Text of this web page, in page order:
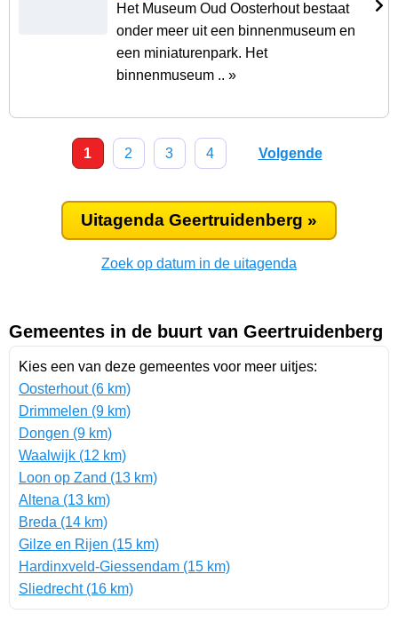
Het Museum Oud Oosterhout bestaat
onder meer uit een binnenmuseum en
een miniaturenpark. Het
binnenmuseum .. »
1 2 3 4 Volgende
Uitagenda Geertruidenberg »
Zoek op datum in de uitagenda
Gemeentes in de buurt van Geertruidenberg
Kies een van deze gemeentes voor meer uitjes:
Oosterhout (6 km)
Drimmelen (9 km)
Dongen (9 km)
Waalwijk (12 km)
Loon op Zand (13 km)
Altena (13 km)
Breda (14 km)
Gilze en Rijen (15 km)
Hardinxveld-Giessendam (15 km)
Sliedrecht (16 km)